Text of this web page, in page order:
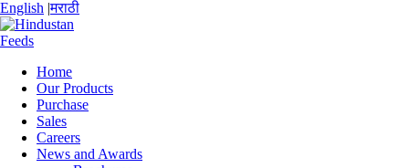
English |मराठी
Home
Our Products
Purchase
Sales
Careers
News and Awards
Home
Shweta bhanudas rasal
Biotechnologist Shweta Rasal Resume